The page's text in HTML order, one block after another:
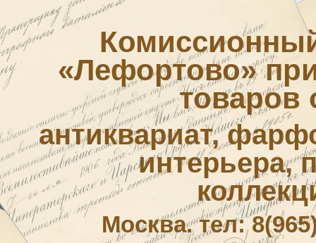
«Лефортово»
товаров
антиквариат,
интерьера,
Москва. тел: